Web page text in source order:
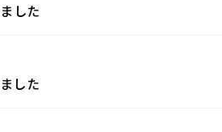
した
した